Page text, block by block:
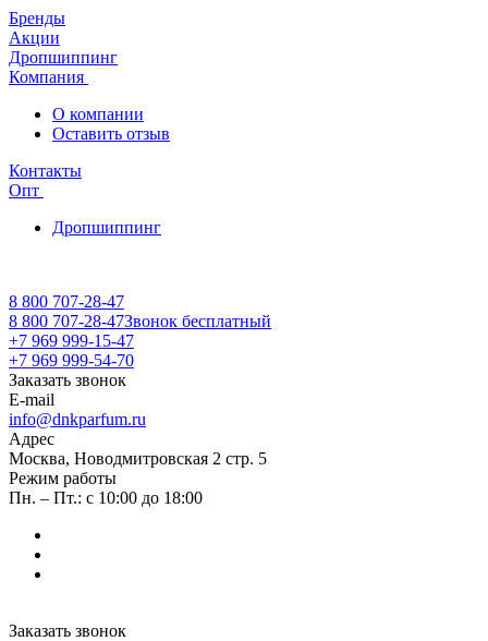
Бренды
Акции
Дропшиппинг
Компания
О компании
Оставить отзыв
Контакты
Опт
Дропшиппинг
8 800 707-28-47
8 800 707-28-47Звонок бесплатный
+7 969 999-15-47
+7 969 999-54-70
Заказать звонок
E-mail
info@dnkparfum.ru
Адрес
Москва, Новодмитровская 2 стр. 5
Режим работы
Пн. – Пт.: с 10:00 до 18:00
Заказать звонок